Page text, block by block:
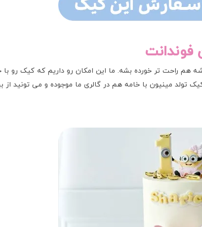
راحت تر خورده بشه. ما این امکان رو داریم که کیک رو با
تولد مینیون با خامه هم در گالری ما موجوده و می تونید